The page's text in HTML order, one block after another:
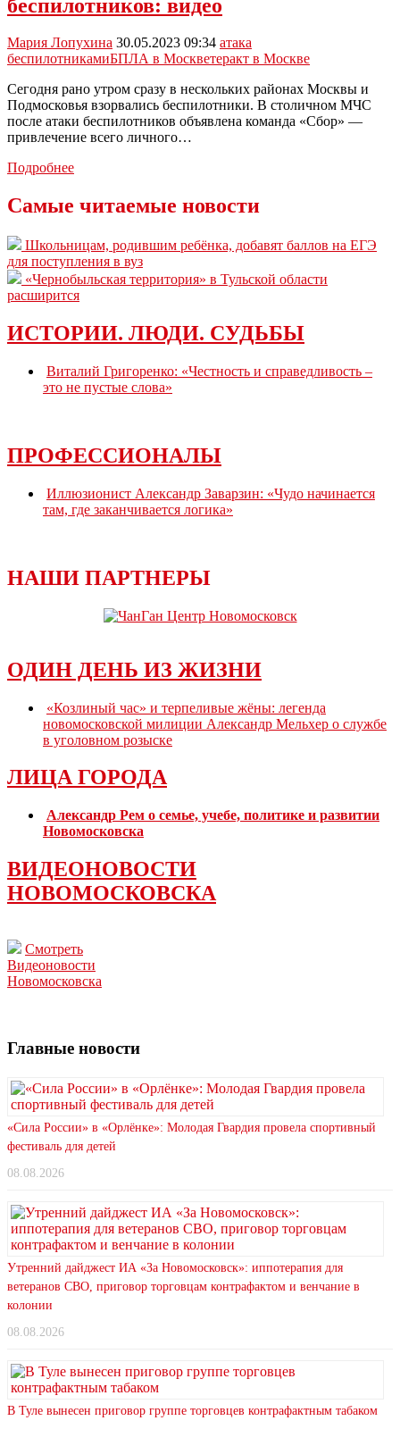
устроивших
в
«Крокус
Холле»
беспилотников: видео
Мария Лопухина 30.05.2023 09:34 атака
беспилотникамиБПЛА в Москветеракт в Москве
Сегодня рано утром сразу в нескольких районах Москвы и
Подмосковья взорвались беспилотники. В столичном МЧС
после атаки беспилотников объявлена команда «Сбор» —
привлечение всего личного…
ПодробнееМоскву
несколько
беспилотников:
Самые читаемые новости
Школьницам, родившим ребёнка, добавят баллов на ЕГЭ
для поступления в вуз
«Чернобыльская территория» в Тульской области
расширится
ИСТОРИИ. ЛЮДИ. СУДЬБЫ
Виталий Григоренко: «Честность и справедливость –
это не пустые слова»
ПРОФЕССИОНАЛЫ
Иллюзионист Александр Заварзин: «Чудо начинается
там, где заканчивается логика»
НАШИ ПАРТНЕРЫ
ОДИН ДЕНЬ ИЗ ЖИЗНИ
«Козлиный час» и терпеливые жёны: легенда
новомосковской милиции Александр Мельхер о службе
в уголовном розыске
ЛИЦА ГОРОДА
Александр Рем о семье, учебе, политике и развитии
Новомосковска
ВИДЕОНОВОСТИ
НОВОМОСКОВСКА
Смотреть
Видеоновости
Новомосковска
Главные новости
«Сила России» в «Орлёнке»: Молодая Гвардия провела спортивный
фестиваль для детей
08.08.2026
Утренний дайджест ИА «За Новомосковск»: иппотерапия для
ветеранов СВО, приговор торговцам контрафактом и венчание в
колонии
08.08.2026
В Туле вынесен приговор группе торговцев контрафактным табаком